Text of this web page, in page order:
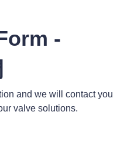
-
and we will contact you
valve solutions.